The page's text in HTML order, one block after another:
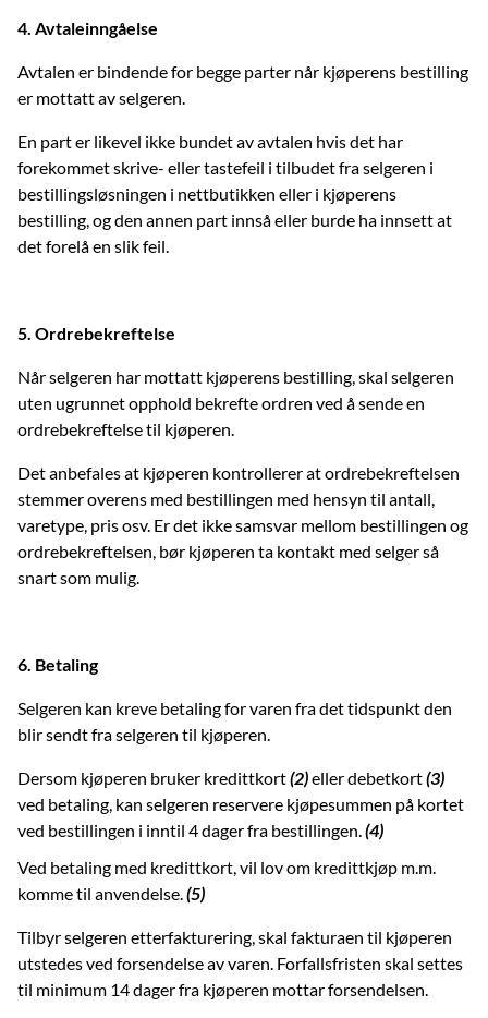
4. Avtaleinngåelse
Avtalen er bindende for begge parter når kjøperens bestilling
er mottatt av selgeren.
En part er likevel ikke bundet av avtalen hvis det har
forekommet skrive- eller tastefeil i tilbudet fra selgeren i
bestillingsløsningen i nettbutikken eller i kjøperens
bestilling, og den annen part innså eller burde ha innsett at
det forelå en slik feil.
5. Ordrebekreftelse
Når selgeren har mottatt kjøperens bestilling, skal selgeren
uten ugrunnet opphold bekrefte ordren ved å sende en
ordrebekreftelse til kjøperen.
Det anbefales at kjøperen kontrollerer at ordrebekreftelsen
stemmer overens med bestillingen med hensyn til antall,
varetype, pris osv. Er det ikke samsvar mellom bestillingen og
ordrebekreftelsen, bør kjøperen ta kontakt med selger så
snart som mulig.
6. Betaling
Selgeren kan kreve betaling for varen fra det tidspunkt den
blir sendt fra selgeren til kjøperen.
Dersom kjøperen bruker kredittkort(2)eller debetkort(3)
ved betaling, kan selgeren reservere kjøpesummen på kortet
ved bestillingen i inntil 4 dager fra bestillingen.(4)
Ved betaling med kredittkort, vil lov om kredittkjøp m.m.
komme til anvendelse.(5)
Tilbyr selgeren etterfakturering, skal fakturaen til kjøperen
utstedes ved forsendelse av varen. Forfallsfristen skal settes
til minimum 14 dager fra kjøperen mottar forsendelsen.